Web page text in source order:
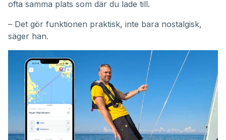
ofta samma plats som där du lade till.
– Det gör funktionen praktisk, inte bara nostalgisk,
säger han.